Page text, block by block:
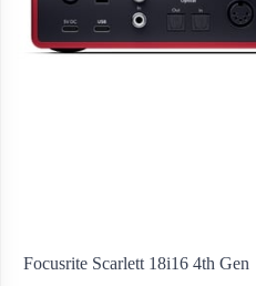
Focusrite Scarlett 18i16 4th Gen